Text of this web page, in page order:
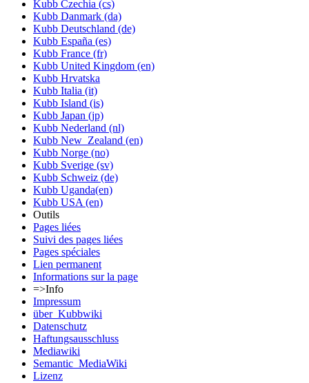
Kubb Czechia (cs)
Kubb Danmark (da)
Kubb Deutschland (de)
Kubb España (es)
Kubb France (fr)
Kubb United Kingdom (en)
Kubb Hrvatska
Kubb Italia (it)
Kubb Island (is)
Kubb Japan (jp)
Kubb Nederland (nl)
Kubb New_Zealand (en)
Kubb Norge (no)
Kubb Sverige (sv)
Kubb Schweiz (de)
Kubb Uganda(en)
Kubb USA (en)
Outils
Pages liées
Suivi des pages liées
Pages spéciales
Lien permanent
Informations sur la page
=>Info
Impressum
über_Kubbwiki
Datenschutz
Haftungsausschluss
Mediawiki
Semantic_MediaWiki
Lizenz